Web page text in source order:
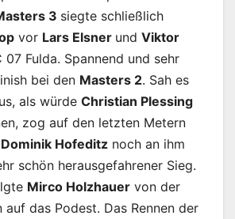
3 siegte schließlich
vor Lars Elsner und Viktor
07 Fulda. Spannend und sehr
bei den Masters 2. Sah es
als würde Christian Plessing
zog auf den letzten Metern
Dominik Hofeditz noch an ihm
schön herausgefahrener Sieg.
Mirco Holzhauer von der
auf das Podest. Das Rennen der